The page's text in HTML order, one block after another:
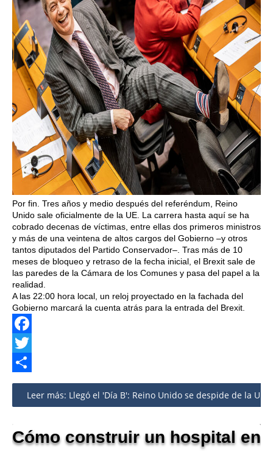
Por fin. Tres años y medio después del referéndum, Reino
Unido sale oficialmente de la UE. La carrera hasta aquí se ha
cobrado decenas de víctimas, entre ellas dos primeros ministros
y más de una veintena de altos cargos del Gobierno –y otros
tantos diputados del Partido Conservador–. Tras más de 10
meses de bloqueo y retraso de la fecha inicial, el Brexit sale de
las paredes de la Cámara de los Comunes y pasa del papel a la
realidad.
A las 22:00 hora local, un reloj proyectado en la fachada del
Gobierno marcará la cuenta atrás para la entrada del Brexit.
Facebook
Twitter
Share
Leer más: Llegó el 'Día B': Reino Unido se despide de la UE
Cómo construir un hospital en